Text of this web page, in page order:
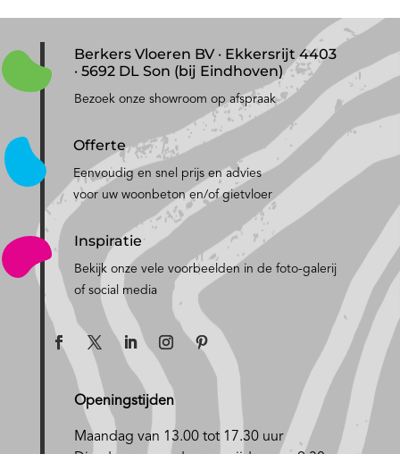
Berkers Vloeren BV · Ekkersrijt 4403
· 5692 DL Son (bij Eindhoven)
Bezoek onze showroom op afspraak
Offerte
Eenvoudig en snel prijs en advies
voor uw woonbeton en/of gietvloer
Inspiratie
Bekijk onze vele voorbeelden in de foto-galerij
of social media
Openingstijden
Maandag van 13.00 tot 17.30 uur